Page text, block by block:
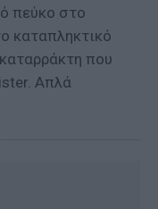
πεύκο στο
καταπληκτικό
που
Απλά